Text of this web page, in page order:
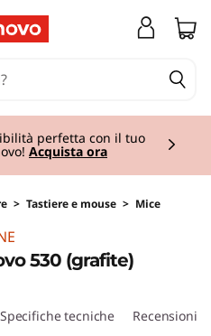
perfetta con il tuo
Acquista ora
> Tastiere e mouse > Mice
530 (grafite)
Specifiche tecniche Recensioni